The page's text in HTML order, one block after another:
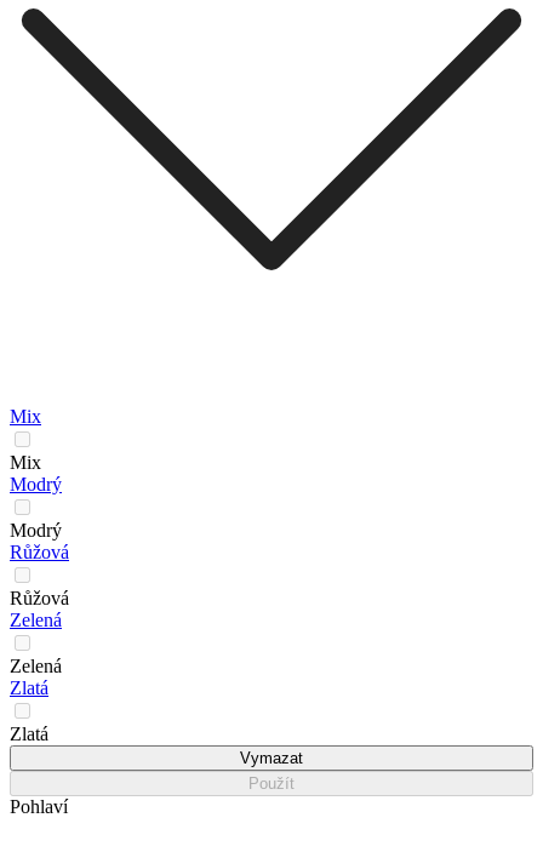
Mix
Mix
Modrý
Modrý
Růžová
Růžová
Zelená
Zelená
Zlatá
Zlatá
Vymazat
Použít
Pohlaví